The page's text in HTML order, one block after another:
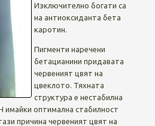
Изключително богати са
на антиоксиданта бета
каротин.
Пигменти наречени
бетацианини придавата
червеният цвят на
цвеклото. Тяхната
структура е нестабилна
имайки оптимална стабилност
причина червеният цвят на